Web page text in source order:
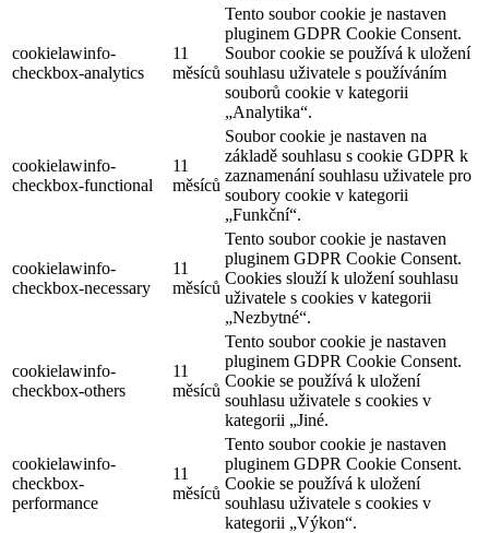
cookielawinfo-
checkbox-analytics
11
měsíců
Tento soubor cookie je nastaven
pluginem GDPR Cookie Consent.
Soubor cookie se používá k uložení
souhlasu uživatele s používáním
souborů cookie v kategorii
„Analytika“.
cookielawinfo-
checkbox-functional
11
měsíců
Soubor cookie je nastaven na
základě souhlasu s cookie GDPR k
zaznamenání souhlasu uživatele pro
soubory cookie v kategorii
„Funkční“.
cookielawinfo-
checkbox-necessary
11
měsíců
Tento soubor cookie je nastaven
pluginem GDPR Cookie Consent.
Cookies slouží k uložení souhlasu
uživatele s cookies v kategorii
„Nezbytné“.
cookielawinfo-
checkbox-others
11
měsíců
Tento soubor cookie je nastaven
pluginem GDPR Cookie Consent.
Cookie se používá k uložení
souhlasu uživatele s cookies v
kategorii „Jiné.
cookielawinfo-
checkbox-
performance
11
měsíců
Tento soubor cookie je nastaven
pluginem GDPR Cookie Consent.
Cookie se používá k uložení
souhlasu uživatele s cookies v
kategorii „Výkon“.